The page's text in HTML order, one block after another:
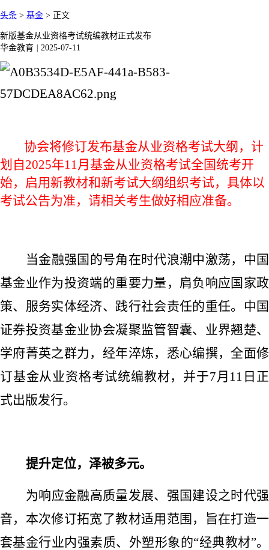
头条 > 基金 > 正文
新版基金从业资格考试统编教材正式发布
华金教育
2025-07-11
协会将修订发布基金从业资格考试大纲，计
划自2025年11月基金从业资格考试全国统考开
始，启用新教材和新考试大纲组织考试，具体以
考试公告为准，请相关考生做好相应准备。
当金融强国的号角在时代浪潮中激荡，中国
基金业作为投资端的重要力量，肩负响应国家政
策、服务实体经济、践行社会责任的重任。中国
证券投资基金业协会凝聚监管智囊、业界翘楚、
学府菁英之群力，经年淬炼，悉心编撰，全面修
订基金从业资格考试统编教材，并于7月11日正
式出版发行。
提升定位，泽被多元。
为响应金融高质量发展、强国建设之时代强
音，本次修订拓宽了教材适用范围，旨在打造一
套基金行业内强素质、外塑形象的“经典教材”。